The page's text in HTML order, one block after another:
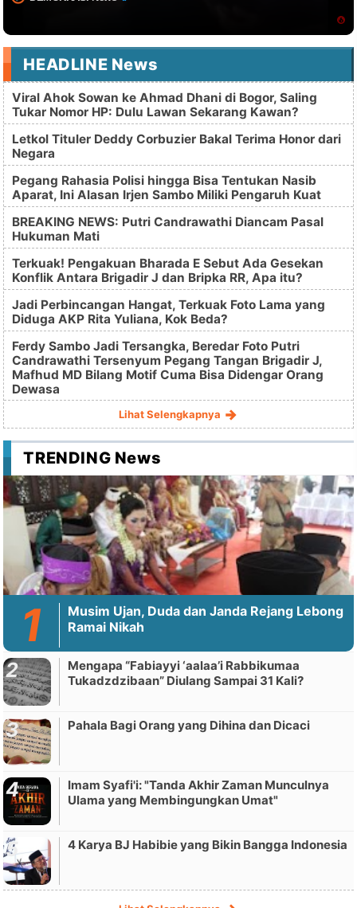
HEADLINE News
Viral Ahok Sowan ke Ahmad Dhani di Bogor, Saling
Tukar Nomor HP: Dulu Lawan Sekarang Kawan?
Letkol Tituler Deddy Corbuzier Bakal Terima Honor dari
Negara
Pegang Rahasia Polisi hingga Bisa Tentukan Nasib
Aparat, Ini Alasan Irjen Sambo Miliki Pengaruh Kuat
BREAKING NEWS: Putri Candrawathi Diancam Pasal
Hukuman Mati
Terkuak! Pengakuan Bharada E Sebut Ada Gesekan
Konflik Antara Brigadir J dan Bripka RR, Apa itu?
Jadi Perbincangan Hangat, Terkuak Foto Lama yang
Diduga AKP Rita Yuliana, Kok Beda?
Ferdy Sambo Jadi Tersangka, Beredar Foto Putri
Candrawathi Tersenyum Pegang Tangan Brigadir J,
Mafhud MD Bilang Motif Cuma Bisa Didengar Orang
Dewasa
Lihat Selengkapnya
TRENDING News
Musim Ujan, Duda dan Janda Rejang Lebong
Ramai Nikah
Mengapa “Fabiayyi ‘aalaa’i Rabbikumaa
Tukadzdzibaan” Diulang Sampai 31 Kali?
Pahala Bagi Orang yang Dihina dan Dicaci
Imam Syafi'i: "Tanda Akhir Zaman Munculnya
Ulama yang Membingungkan Umat"
4 Karya BJ Habibie yang Bikin Bangga Indonesia